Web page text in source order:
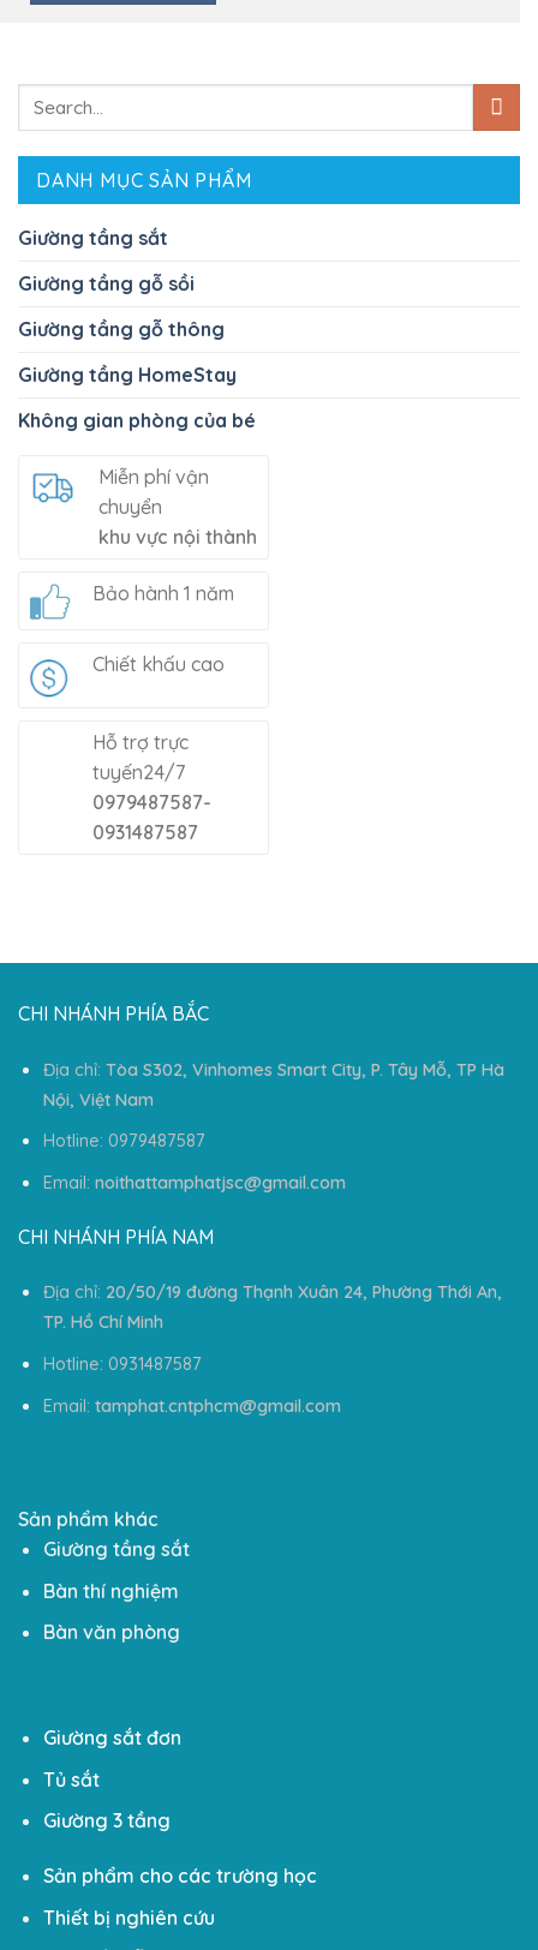
Search
DANH MỤC SẢN PHẨM
Giường tầng sắt
Giường tầng gỗ sồi
Giường tầng gỗ thông
Giường tầng HomeStay
Không gian phòng của bé
Miễn phí vận
chuyển
khu vực nội thành
Bảo hành 1 năm
Chiết khấu cao
Hỗ trợ trực
tuyến24/7
0979487587-
0931487587
CHI NHÁNH PHÍA BẮC
Địa chỉ: Tòa S302, Vinhomes Smart City, P. Tây Mỗ, TP Hà
Nội, Việt Nam
Hotline: 0979487587
Email: noithattamphatjsc@gmail.com
CHI NHÁNH PHÍA NAM
Địa chỉ: 20/50/19 đường Thạnh Xuân 24, Phường Thới An,
TP. Hồ Chí Minh
Hotline: 0931487587
Email: tamphat.cntphcm@gmail.com
Sản phẩm khác
Giường tầng sắt
Bàn thí nghiệm
Bàn văn phòng
Giường sắt đơn
Tủ sắt
Giường 3 tầng
Sản phẩm cho các trường học
Thiết bị nghiên cứu